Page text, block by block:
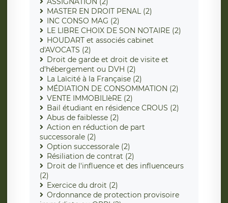
MASTER EN DROIT PENAL (2)
INC CONSO MAG (2)
LE LIBRE CHOIX DE SON NOTAIRE (2)
HOUDART et associés cabinet
d'AVOCATS (2)
Droit de garde et droit de visite et
d'hébergement ou DVH (2)
La Laïcité à la Française (2)
MÉDIATION DE CONSOMMATION (2)
VENTE IMMOBILIèRE (2)
Bail étudiant en résidence CROUS (2)
Abus de faiblesse (2)
Action en réduction de part
successorale (2)
Option successorale (2)
Résiliation de contrat (2)
Droit de l'influence et des influenceurs
(2)
Exercice du droit (2)
Ordonnance de protection provisoire